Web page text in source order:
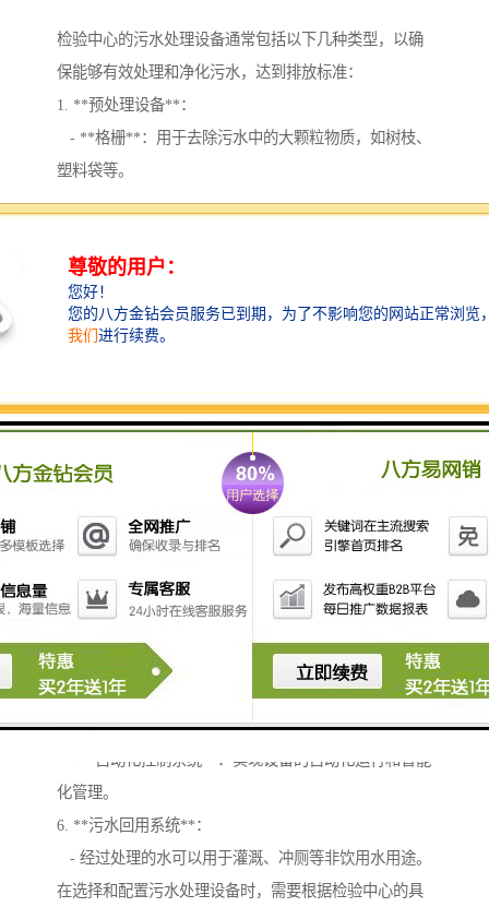
检验中心的污水处理设备通常包括以下几种类型，以确
保能够有效处理和净化污水，达到排放标准：
1. **预处理设备**：
- **格栅**：用于去除污水中的大颗粒物质，如树枝、
塑料袋等。
- **沉砂池**：去除污水中的砂粒和重物。
- **活性污泥法**：利用微生物分解污水中的有机物。
- **生物滤池**：通过生物膜的作用去除污水中的污染
物。
- **混凝沉淀设备**：向污水中添加化学药剂，促使污
染物聚集沉淀。
- **消毒设备**：如臭氧发生器、紫外线消毒器等，用
4. **污泥处理设备**：
- **污泥脱水机**：进一步去除污泥中的水分，减少体
5. **监测与控制系统**：
- **在线监测仪器**：实时监测污水处理过程中的各项
指标，如pH值、浊度、COD等。
- **自动化控制系统**：实现设备的自动化运行和智能
化管理。
6. **污水回用系统**：
- 经过处理的水可以用于灌溉、冲厕等非饮用水用途。
在选择和配置污水处理设备时，需要根据检验中心的具